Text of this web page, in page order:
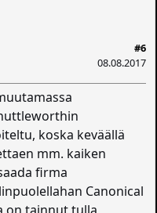
#6
08.08.2017
koska keväällä
mm. kaiken
firma
Canonical
on tainnut tulla